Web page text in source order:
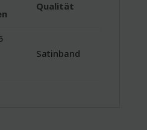
Qualität
Satinband